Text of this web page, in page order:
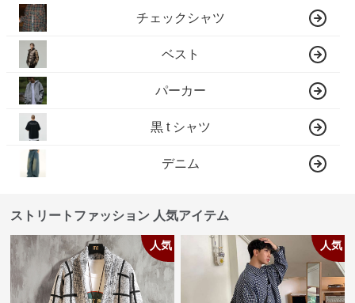
チェックシャツ
ベスト
パーカー
黒 t シャツ
デニム
ストリートファッション 人気アイテム
人気 人気